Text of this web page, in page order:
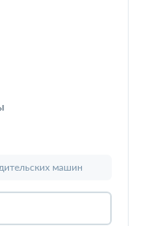
машин